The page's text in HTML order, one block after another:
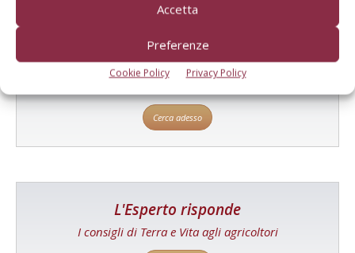
Accetta
Preferenze
Cookie Policy Privacy Policy
Catalogo Aziende e Prodotti
Un modo semplice per cercare un'azienda o un
Cerca adesso
L'Esperto risponde
I consigli di Terra e Vita agli agricoltori